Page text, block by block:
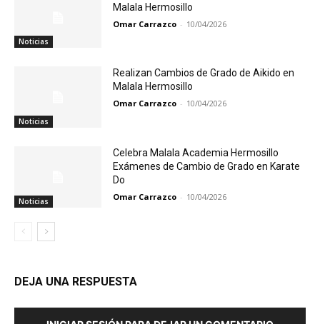
Noticias
Malala Hermosillo
Omar Carrazco - 10/04/2026
Noticias
Realizan Cambios de Grado de Aikido en
Malala Hermosillo
Omar Carrazco - 10/04/2026
Noticias
Celebra Malala Academia Hermosillo
Exámenes de Cambio de Grado en Karate
Do
Omar Carrazco - 10/04/2026
DEJA UNA RESPUESTA